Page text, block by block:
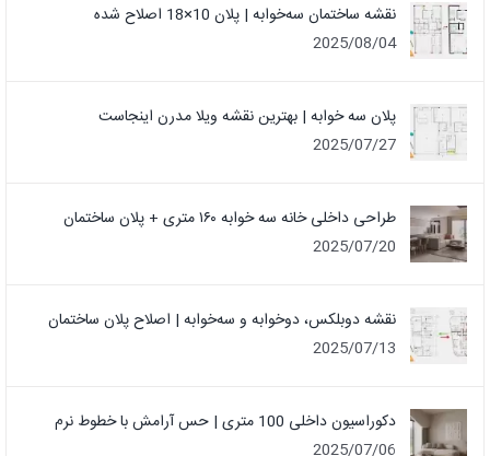
نقشه ساختمان سه‌خوابه | پلان 10×18 اصلاح شده
2025/08/04
پلان سه خوابه | بهترین نقشه ویلا مدرن اینجاست
2025/07/27
طراحی داخلی خانه سه خوابه ۱۶۰ متری + پلان ساختمان
2025/07/20
نقشه دوبلکس، دوخوابه و سه‌خوابه | اصلاح پلان ساختمان
2025/07/13
دکوراسیون داخلی 100 متری | حس آرامش با خطوط نرم
2025/07/06